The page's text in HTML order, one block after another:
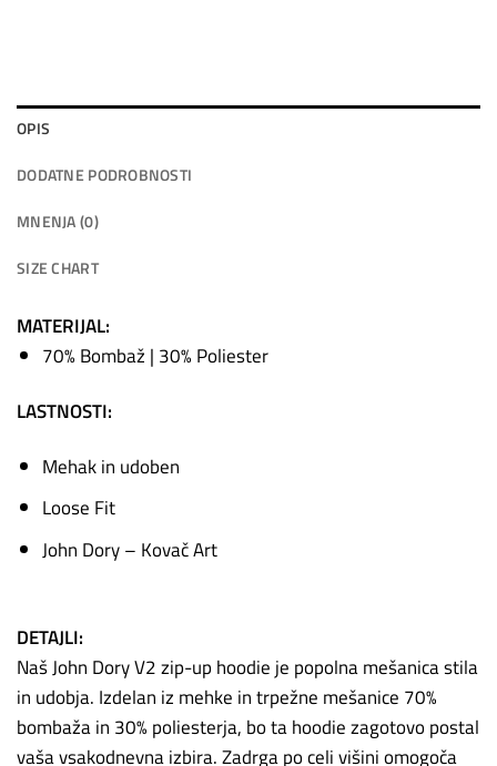
OPIS
DODATNE PODROBNOSTI
MNENJA (0)
SIZE CHART
MATERIJAL:
70% Bombaž | 30% Poliester
LASTNOSTI:
Mehak in udoben
Loose Fit
John Dory – Kovač Art
DETAJLI:
Naš John Dory V2 zip-up hoodie je popolna mešanica stila
in udobja. Izdelan iz mehke in trpežne mešanice 70%
bombaža in 30% poliesterja, bo ta hoodie zagotovo postal
vaša vsakodnevna izbira. Zadrga po celi višini omogoča